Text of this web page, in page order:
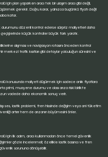
için plan yaparken aracı tek bir ulaşım aracı gibi değil,
gerekir. Doğru karar, yalnızca bugünkü fiyatı değil
katar.
durumunu düzenli kontrol ederse sürpriz maliyetleri daha
küçük kontroller büyük fark yaratır.
alışması ve navigasyon rotasını önceden kontrol
trafik kısıtları gibi detaylar yolculuğun süresini ve
konusunda maliyeti düşürmek için sadece anlık fiyatlara
primi, muayene durumu ve olası arıza riski birlikte
vadede daha ekonomik sonuç verir.
ses, lastik problemi, fren hissinde değişim veya ani tüketim
artırır hem de arızanın büyümesini önler.
için ilk adım, aracı kullanmadan önce temel güvenlik
gözle incelenmeli; özellikle lastik basıncı ve fren
sorununa dönüşebilir.